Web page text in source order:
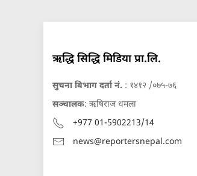
ऋद्धि सिद्धि मिडिया प्रा.लि.
सुचना बिभाग दर्ता नं. : १४१२ /०७५-७६
सञ्चालक: ऋषिराज धमला
+977 01-5902213/14
news@reportersnepal.com